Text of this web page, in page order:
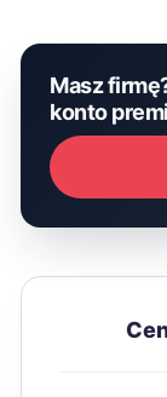
Masz
konto